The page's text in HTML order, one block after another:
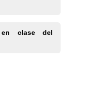
en clase del